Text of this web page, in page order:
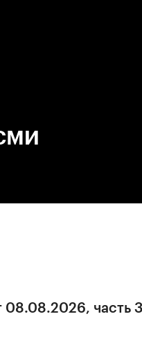
08.08.2026, часть